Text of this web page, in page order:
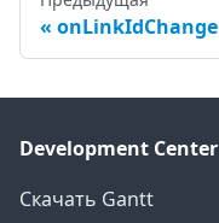
onLinkIdChange
Development Center
Скачать Gantt